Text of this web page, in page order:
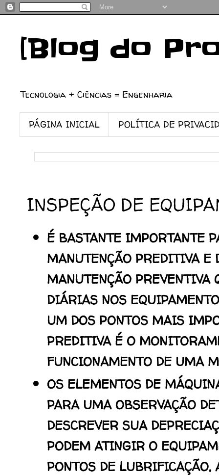
[Blog do
Tecnologia + Ciências = Engenharia
PÁGINA INICIAL POLÍTICA DE
INSPEÇÃO DE
É BASTANTE IMPORTANTE
MANUTENÇÃO PREDITIVA E
MANUTENÇÃO PREVENTIVA
DIÁRIAS NOS
UM DOS PONTOS MAIS
PREDITIVA É O
FUNCIONAMENTO DE UMA
OS ELEMENTOS DE
PARA UMA OBSERVAÇÃO
DESCREVER SUA
PODEM ATINGIR O
PONTOS DE